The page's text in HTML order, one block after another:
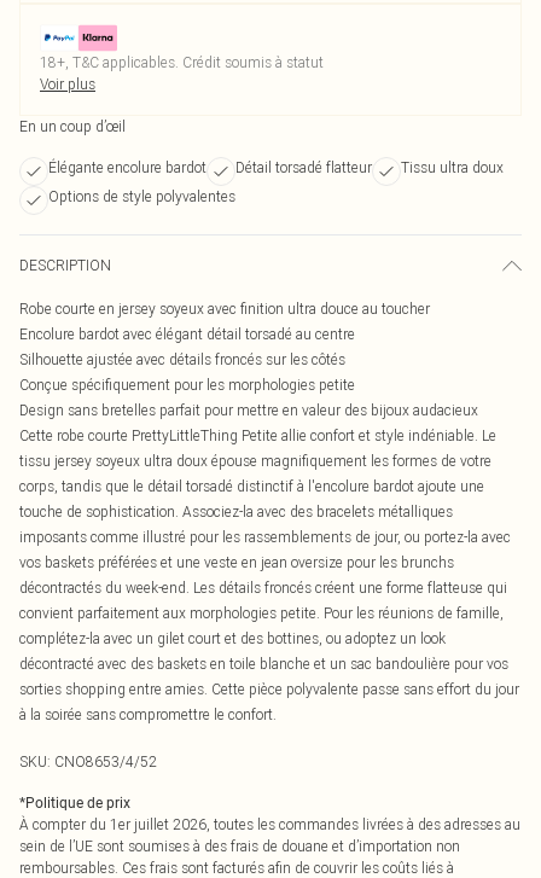
18+, T&C applicables. Crédit soumis à statut
Voir plus
En un coup d’œil
Élégante encolure bardot Détail torsadé flatteur
Tissu ultra doux
Options de style polyvalentes
DESCRIPTION
Robe courte en jersey soyeux avec finition ultra douce au toucher
Encolure bardot avec élégant détail torsadé au centre
Silhouette ajustée avec détails froncés sur les côtés
Conçue spécifiquement pour les morphologies petite
Design sans bretelles parfait pour mettre en valeur des bijoux audacieux
Cette robe courte PrettyLittleThing Petite allie confort et style indéniable. Le
tissu jersey soyeux ultra doux épouse magnifiquement les formes de votre
corps, tandis que le détail torsadé distinctif à l'encolure bardot ajoute une
touche de sophistication. Associez-la avec des bracelets métalliques
imposants comme illustré pour les rassemblements de jour, ou portez-la avec
vos baskets préférées et une veste en jean oversize pour les brunchs
décontractés du week-end. Les détails froncés créent une forme flatteuse qui
convient parfaitement aux morphologies petite. Pour les réunions de famille,
complétez-la avec un gilet court et des bottines, ou adoptez un look
décontracté avec des baskets en toile blanche et un sac bandoulière pour vos
sorties shopping entre amies. Cette pièce polyvalente passe sans effort du jour
à la soirée sans compromettre le confort.
SKU: CNO8653/4/52
*Politique de prix
À compter du 1er juillet 2026, toutes les commandes livrées à des adresses au
sein de l’UE sont soumises à des frais de douane et d’importation non
remboursables. Ces frais sont facturés afin de couvrir les coûts liés à